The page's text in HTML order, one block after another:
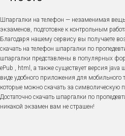
Шпаргалки на телефон — незаменимая
экзаменов, подготовке к контрольным
Благодаря нашему сервису вы получаете
скачать на телефон шпаргалки по
шпаргалки представлены в популярных
ePub , html, а также существует версия java
виде удобного приложения для мобильного
которые можно скачать за символическую
Достаточно скачать шпаргалки по
никакой экзамен вам не страшен!